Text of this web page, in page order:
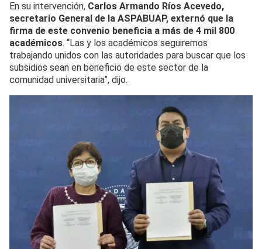
En su intervención, Carlos Armando Ríos Acevedo,
secretario General de la ASPABUAP, externó que la
firma de este convenio beneficia a más de 4 mil 800
académicos. “Las y los académicos seguiremos
trabajando unidos con las autoridades para buscar que los
subsidios sean en beneficio de este sector de la
comunidad universitaria”, dijo.